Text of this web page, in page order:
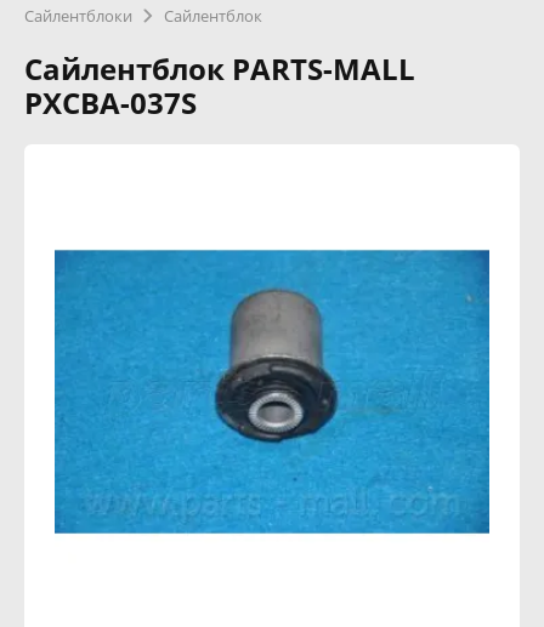
Сайлентблоки
Сайлентблок
Сайлентблок PARTS-MALL
PXCBA-037S